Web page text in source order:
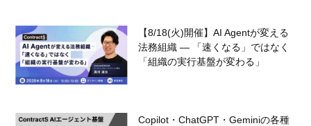
【8/18(火)開催】AI Agentが変える
法務組織 — 「速くなる」ではなく
「組織の実行基盤が変わる」
Copilot・ChatGPT・Geminiの各種